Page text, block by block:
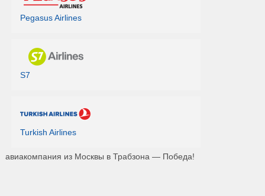
Pegasus Airlines
S7
Turkish Airlines
авиакомпания из Москвы в Трабзона — Победа!